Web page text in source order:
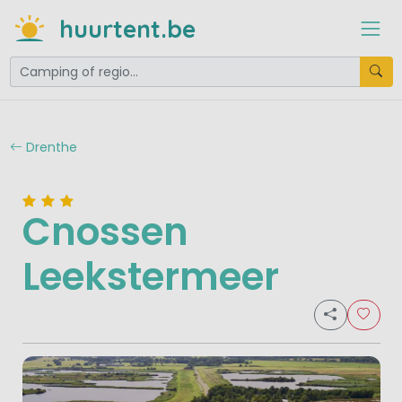
huurtent.be
Drenthe
Cnossen
Leekstermeer